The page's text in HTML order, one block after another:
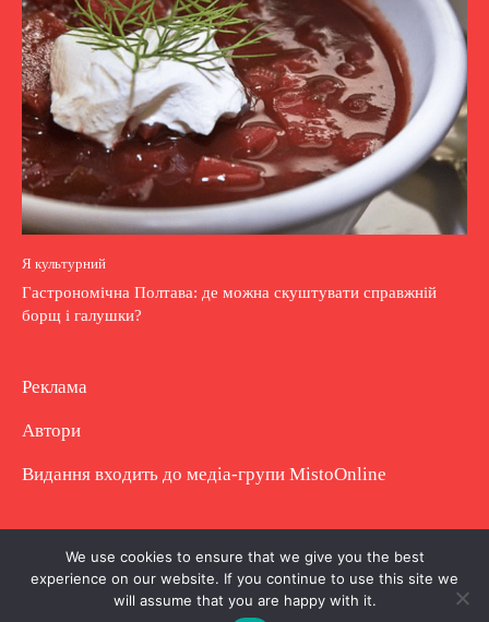
Я культурний
Гастрономічна Полтава: де можна скуштувати справжній
борщ і галушки?
Реклама
Автори
Видання входить до медіа-групи MistoOnline
Copyright © Повне використання матеріалу
заборонено. Частково можна з гіперпосиланням.
We use cookies to ensure that we give you the best
experience on our website. If you continue to use this site we
will assume that you are happy with it.